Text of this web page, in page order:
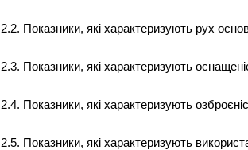
2.2. Показники, які характеризують рух
2.3. Показники, які характеризують
2.4. Показники, які характеризують
2.5. Показники, які характеризують